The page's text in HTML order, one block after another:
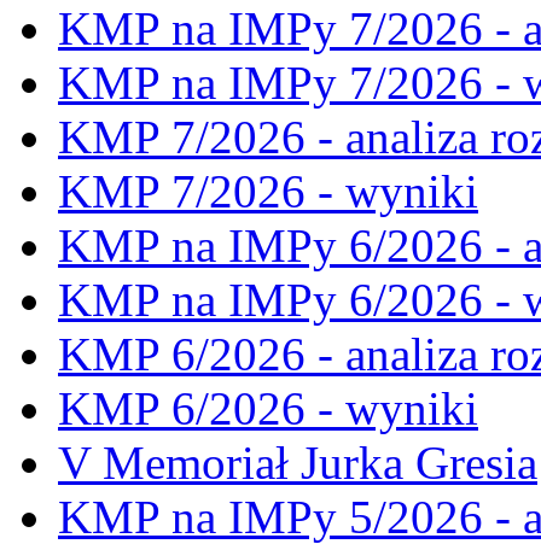
KMP na IMPy 7/2026 -
KMP na IMPy 7/2026 -
KMP 7/2026 - analiza
KMP 7/2026 - wyniki
KMP na IMPy 6/2026 -
KMP na IMPy 6/2026 -
KMP 6/2026 - analiza
KMP 6/2026 - wyniki
V Memoriał Jurka Gresia
KMP na IMPy 5/2026 -